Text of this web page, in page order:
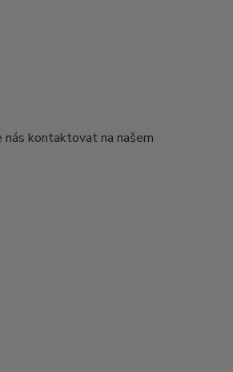
nás kontaktovat na našem